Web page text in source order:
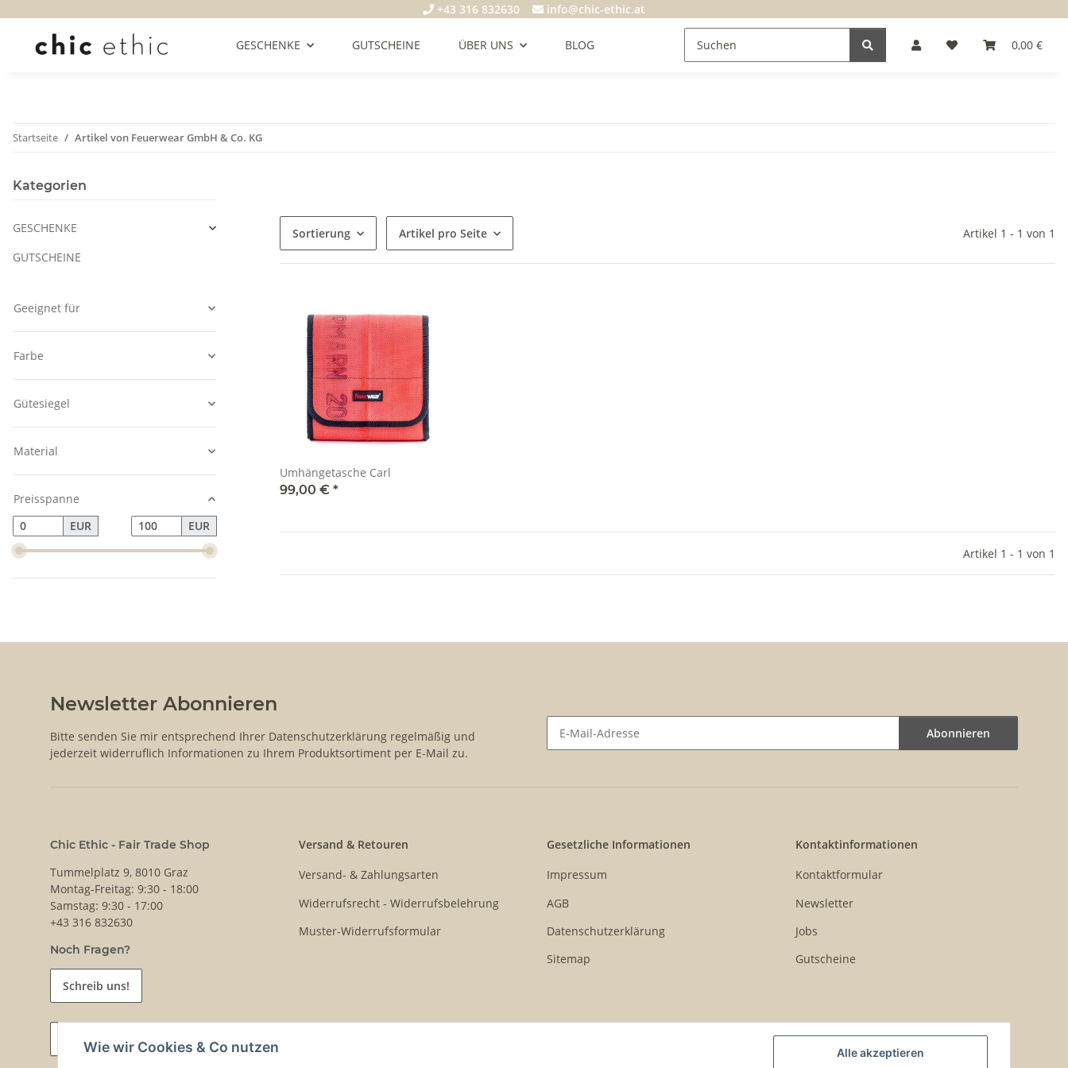
Alle akzeptieren
Wie wir Cookies & Co nutzen
+43 316 832630 info@chic-ethic.at
0,00 €
GESCHENKE GUTSCHEINE ÜBER UNS BLOG
Startseite Artikel von Feuerwear GmbH & Co. KG
Sortierung Artikel pro Seite Artikel 1 - 1 von 1
Umhängetasche Carl
99,00 € *
Artikel 1 - 1 von 1
Kategorien
GESCHENKE
GUTSCHEINE
Geeignet für
Farbe
Gütesiegel
Material
Preisspanne
EUR
EUR
Newsletter Abonnieren
Bitte senden Sie mir entsprechend Ihrer Datenschutzerklärung regelmäßig und
jederzeit widerruflich Informationen zu Ihrem Produktsortiment per E-Mail zu.
Abonnieren
Chic Ethic - Fair Trade Shop
Tummelplatz 9, 8010 Graz
Montag-Freitag: 9:30 - 18:00
Samstag: 9:30 - 17:00
+43 316 832630
Noch Fragen?
Schreib uns!
Versand & Retouren
Versand- & Zahlungsarten
Widerrufsrecht - Widerrufsbelehrung
Muster-Widerrufsformular
Gesetzliche Informationen
Impressum
AGB
Datenschutzerklärung
Sitemap
Kontaktinformationen
Kontaktformular
Newsletter
Jobs
Gutscheine
Vertrag widerrufen